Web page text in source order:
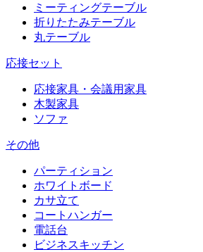
ミーティングテーブル
折りたたみテーブル
丸テーブル
応接セット
応接家具・会議用家具
木製家具
ソファ
その他
パーティション
ホワイトボード
カサ立て
コートハンガー
電話台
ビジネスキッチン